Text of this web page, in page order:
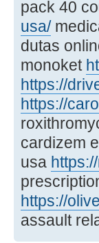
pack 40
usa/
dutas
monoket
https://
https://
cardizem
usa
https://
assault